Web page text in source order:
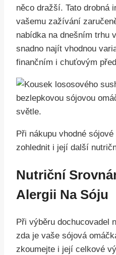
něco dražší. Tato drobná
vašemu zažívání
nabídka na dnešním trhu
snadno najít vhodnou
finančním i chuťovým
Při nákupu vhodné
zohlednit i její další
Nutriční
Alergii Na Sóju
Při výběru dochucovadel
zda je vaše sójová
zkoumejte i její celkové